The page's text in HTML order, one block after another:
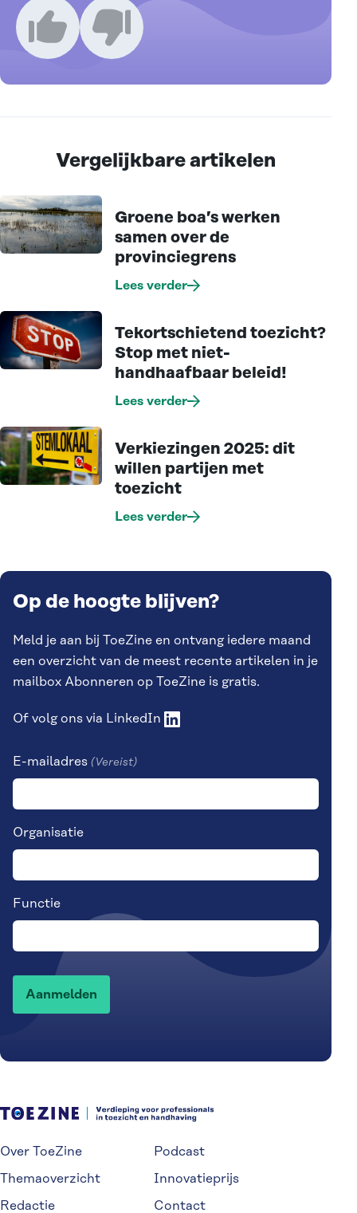
Ik vind dit een goed artikel
Ik vind dit een slecht artikel
Vergelijkbare artikelen
Groene boa’s werken
samen over de
provinciegrens
Lees verder
Tekortschietend toezicht?
Stop met niet-
handhaafbaar beleid!
Lees verder
Verkiezingen 2025: dit
willen partijen met
toezicht
Lees verder
Op de hoogte blijven?
Meld je aan bij ToeZine en ontvang iedere maand
een overzicht van de meest recente artikelen in je
mailbox Abonneren op ToeZine is gratis.
Of volg ons via LinkedIn
E-mailadres (Vereist)
Organisatie
Functie
Over ToeZine
Themaoverzicht
Redactie
Podcast
Innovatieprijs
Contact